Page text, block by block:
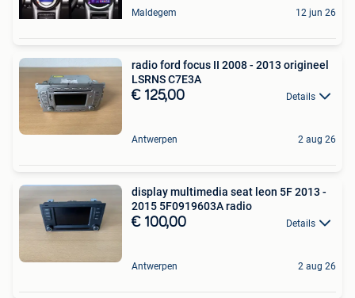
Maldegem 12 jun 26
radio ford focus II 2008 - 2013 origineel
LSRNS C7E3A
€ 125,00 Details
Antwerpen 2 aug 26
display multimedia seat leon 5F 2013 -
2015 5F0919603A radio
€ 100,00 Details
Antwerpen 2 aug 26